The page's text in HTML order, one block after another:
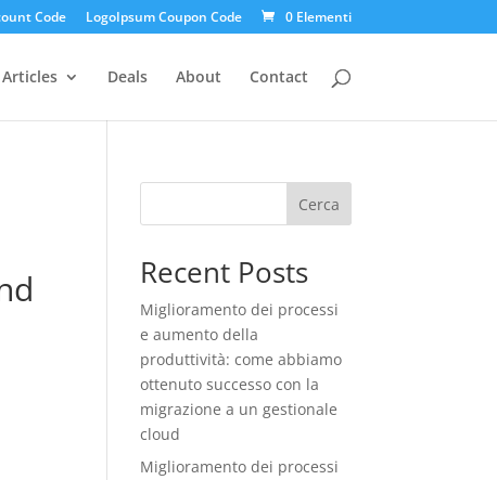
Code LogoIpsum Coupon Code 0 Elementi
Articles Deals About Contact
Cerca
Recent Posts
Miglioramento dei processi
e aumento della
produttività: come abbiamo
ottenuto successo con la
migrazione a un gestionale
cloud
Miglioramento dei processi